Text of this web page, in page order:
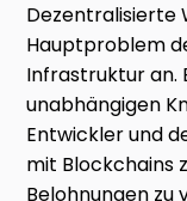
Dezentralisierte
Hauptproblem
Infrastruktur an.
unabhängigen
Entwickler und
mit Blockchains
Belohnungen zu